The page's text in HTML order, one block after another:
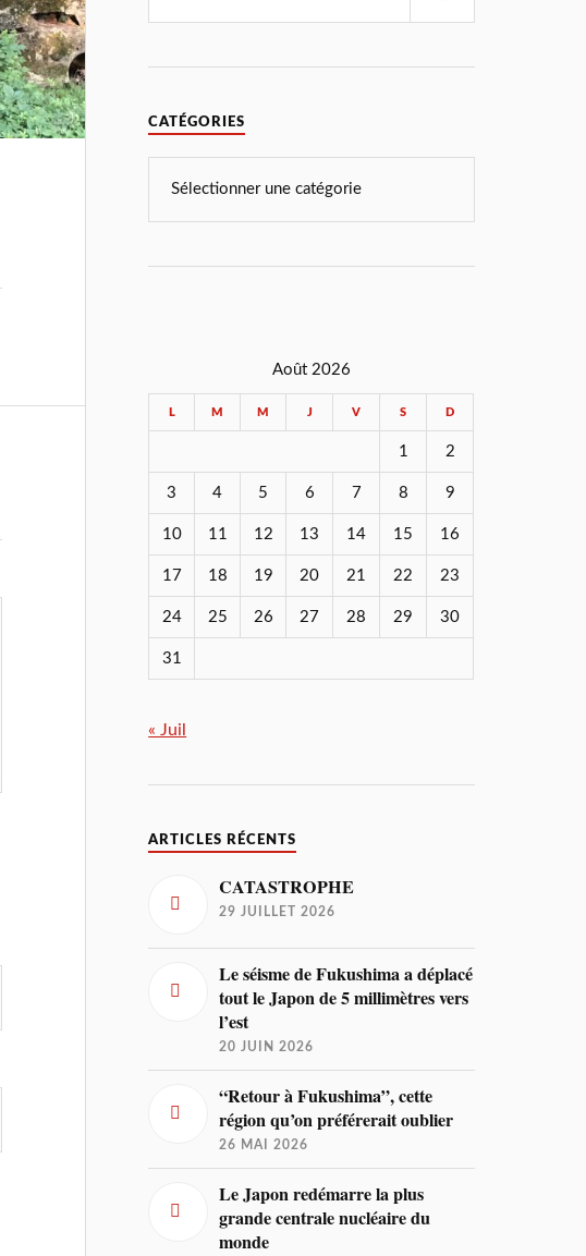
CATÉGORIES
Août 2026
L M M J V S D
1 2
3 4 5 6 7 8 9
10 11 12 13 14 15 16
17 18 19 20 21 22 23
24 25 26 27 28 29 30
31
« Juil
ARTICLES RÉCENTS
CATASTROPHE
29 JUILLET 2026
Le séisme de Fukushima a déplacé
tout le Japon de 5 millimètres vers
l’est
20 JUIN 2026
“Retour à Fukushima”, cette
région qu’on préférerait oublier
26 MAI 2026
Le Japon redémarre la plus
grande centrale nucléaire du
monde